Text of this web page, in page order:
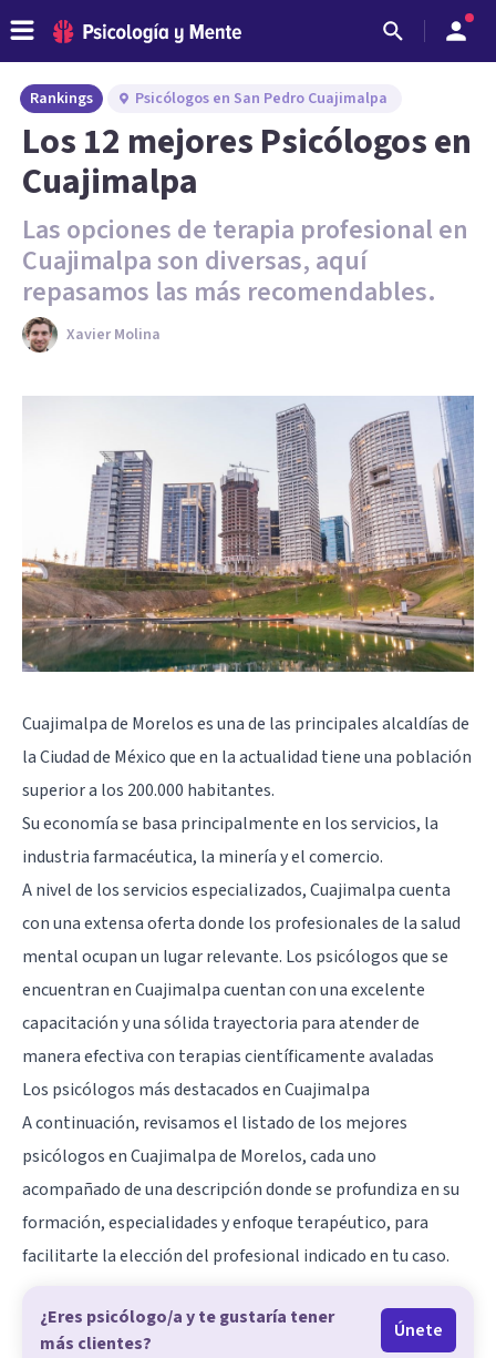
Rankings Psicólogos en San Pedro Cuajimalpa
Los 12 mejores Psicólogos en
Cuajimalpa
Las opciones de terapia profesional en
Cuajimalpa son diversas, aquí
repasamos las más recomendables.
Xavier Molina
Cuajimalpa de Morelos es una de las principales alcaldías de
la Ciudad de México que en la actualidad tiene una población
superior a los 200.000 habitantes.
Su economía se basa principalmente en los servicios, la
industria farmacéutica, la minería y el comercio.
A nivel de los servicios especializados, Cuajimalpa cuenta
con una extensa oferta donde los profesionales de la salud
mental ocupan un lugar relevante. Los psicólogos que se
encuentran en Cuajimalpa cuentan con una excelente
capacitación y una sólida trayectoria para atender de
manera efectiva con terapias científicamente avaladas
Los psicólogos más destacados en Cuajimalpa
A continuación, revisamos el listado de los mejores
psicólogos en Cuajimalpa de Morelos, cada uno
acompañado de una descripción donde se profundiza en su
formación, especialidades y enfoque terapéutico, para
facilitarte la elección del profesional indicado en tu caso.
¿Eres psicólogo/a y te gustaría tener
más clientes?
Únete